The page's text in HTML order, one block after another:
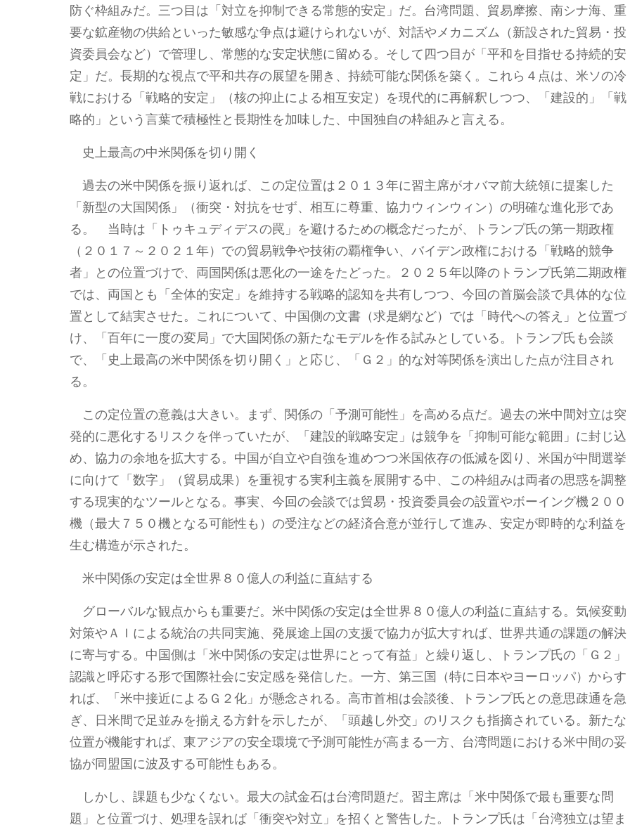
防ぐ枠組みだ。三つ目は「対立を抑制できる常態的安定」だ。台湾問題、貿易摩擦、南シナ海、重
要な鉱産物の供給といった敏感な争点は避けられないが、対話やメカニズム（新設された貿易・投
資委員会など）で管理し、常態的な安定状態に留める。そして四つ目が「平和を目指せる持続的安
定」だ。長期的な視点で平和共存の展望を開き、持続可能な関係を築く。これら４点は、米ソの冷
戦における「戦略的安定」（核の抑止による相互安定）を現代的に再解釈しつつ、「建設的」「戦
略的」という言葉で積極性と長期性を加味した、中国独自の枠組みと言える。
史上最高の中米関係を切り開く
過去の米中関係を振り返れば、この定位置は２０１３年に習主席がオバマ前大統領に提案した
「新型の大国関係」（衝突・対抗をせず、相互に尊重、協力ウィンウィン）の明確な進化形であ
る。 当時は「トゥキュディデスの罠」を避けるための概念だったが、トランプ氏の第一期政権
（２０１７～２０２１年）での貿易戦争や技術の覇権争い、バイデン政権における「戦略的競争
者」との位置づけで、両国関係は悪化の一途をたどった。２０２５年以降のトランプ氏第二期政権
では、両国とも「全体的安定」を維持する戦略的認知を共有しつつ、今回の首脳会談で具体的な位
置として結実させた。これについて、中国側の文書（求是網など）では「時代への答え」と位置づ
け、「百年に一度の変局」で大国関係の新たなモデルを作る試みとしている。トランプ氏も会談
で、「史上最高の米中関係を切り開く」と応じ、「Ｇ２」的な対等関係を演出した点が注目され
る。
この定位置の意義は大きい。まず、関係の「予測可能性」を高める点だ。過去の米中間対立は突
発的に悪化するリスクを伴っていたが、「建設的戦略安定」は競争を「抑制可能な範囲」に封じ込
め、協力の余地を拡大する。中国が自立や自強を進めつつ米国依存の低減を図り、米国が中間選挙
に向けて「数字」（貿易成果）を重視する実利主義を展開する中、この枠組みは両者の思惑を調整
する現実的なツールとなる。事実、今回の会談では貿易・投資委員会の設置やボーイング機２００
機（最大７５０機となる可能性も）の受注などの経済合意が並行して進み、安定が即時的な利益を
生む構造が示された。
米中関係の安定は全世界８０億人の利益に直結する
グローバルな観点からも重要だ。米中関係の安定は全世界８０億人の利益に直結する。気候変動
対策やＡＩによる統治の共同実施、発展途上国の支援で協力が拡大すれば、世界共通の課題の解決
に寄与する。中国側は「米中関係の安定は世界にとって有益」と繰り返し、トランプ氏の「Ｇ２」
認識と呼応する形で国際社会に安定感を発信した。一方、第三国（特に日本やヨーロッパ）からす
れば、「米中接近によるＧ２化」が懸念される。高市首相は会談後、トランプ氏との意思疎通を急
ぎ、日米間で足並みを揃える方針を示したが、「頭越し外交」のリスクも指摘されている。新たな
位置が機能すれば、東アジアの安全環境で予測可能性が高まる一方、台湾問題における米中間の妥
協が同盟国に波及する可能性もある。
しかし、課題も少なくない。最大の試金石は台湾問題だ。習主席は「米中関係で最も重要な問
題」と位置づけ、処理を誤れば「衝突や対立」を招くと警告した。トランプ氏は「台湾独立は望ま